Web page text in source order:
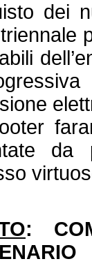
dei
da
: